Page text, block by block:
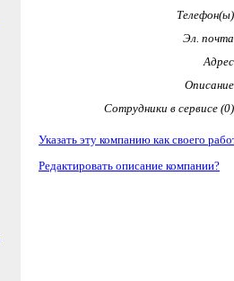
Телефон(ы)
Эл. почта
Адрес
Описание
Сотрудники в сервисе (0)
Указать эту компанию как своего
Редактировать описание компании?